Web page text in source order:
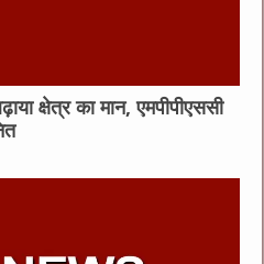
क्षेत्र का मान, एमपीपीएससी